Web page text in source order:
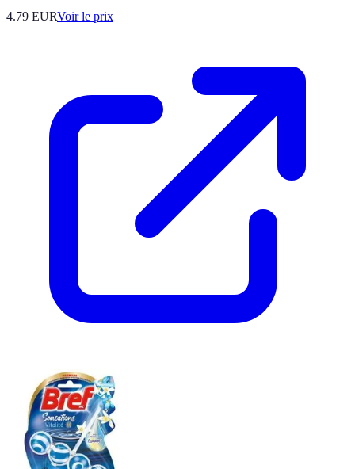
4.79 EURVoir le prix